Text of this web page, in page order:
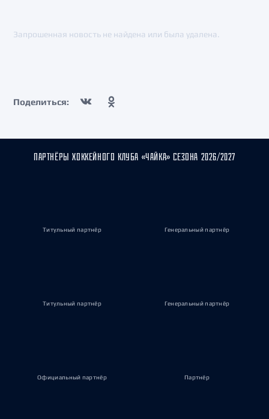
Запрошенная новость не найдена или была удалена.
Поделиться:
ПАРТНЁРЫ ХОККЕЙНОГО КЛУБА «ЧАЙКА» СЕЗОНА 2026/2027
Титульный партнёр Генеральный партнёр
Титульный партнёр Генеральный партнёр
Официальный партнёр Партнёр